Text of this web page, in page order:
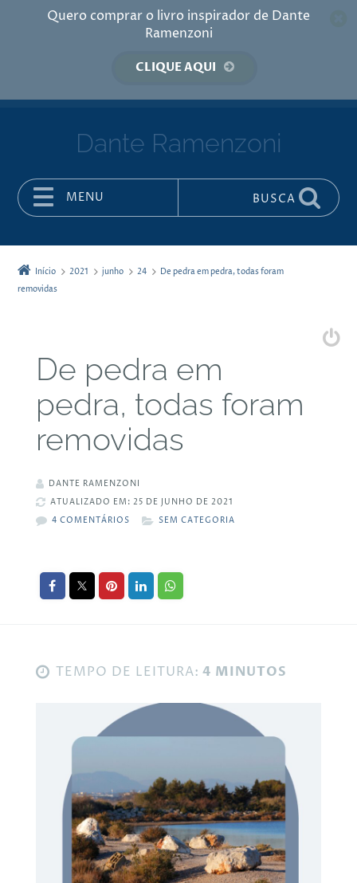
Quero comprar o livro inspirador de Dante
Ramenzoni
CLIQUE AQUI
Dante Ramenzoni
MENU BUSCA
Início 2021 junho 24
De pedra em pedra, todas foram
removidas
De pedra em
pedra, todas foram
removidas
DANTE RAMENZONI
ATUALIZADO EM: 25 DE JUNHO DE 2021
4 COMENTÁRIOS
SEM CATEGORIA
TEMPO DE LEITURA: 4 MINUTOS